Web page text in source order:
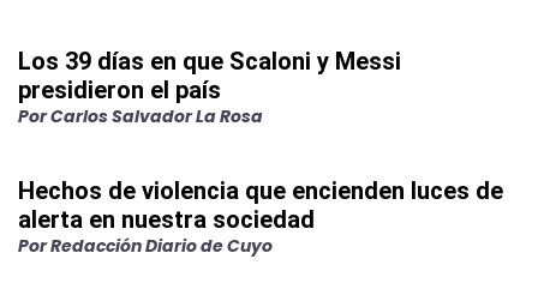
Los 39 días en que Scaloni y Messi
presidieron el país
PorCarlos Salvador La Rosa
Hechos de violencia que encienden luces de
alerta en nuestra sociedad
PorRedacción Diario de Cuyo